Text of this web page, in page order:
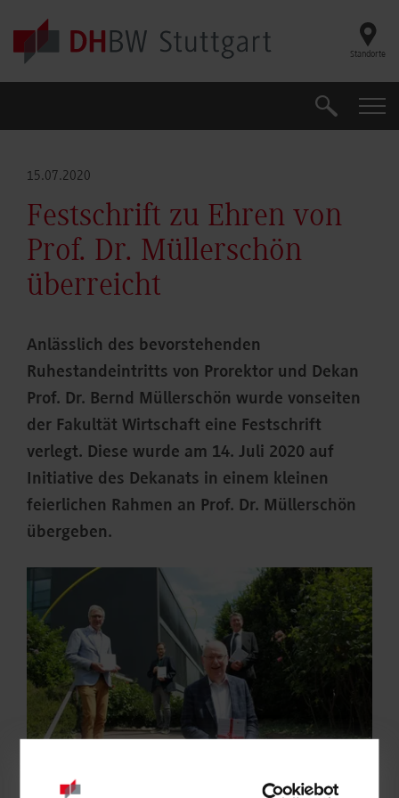
Skip to main content
Standorte
Suche
15.07.2020
Festschrift zu Ehren von
Prof. Dr. Müllerschön
überreicht
Anlässlich des bevorstehenden
Ruhestandeintritts von Prorektor und Dekan
Prof. Dr. Bernd Müllerschön wurde vonseiten
der Fakultät Wirtschaft eine Festschrift
verlegt. Diese wurde am 14. Juli 2020 auf
Initiative des Dekanats in einem kleinen
feierlichen Rahmen an Prof. Dr. Müllerschön
übergeben.